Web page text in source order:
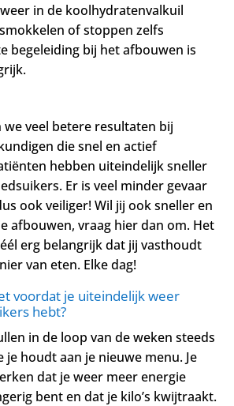
in de koolhydratenvalkuil
of stoppen zelfs
begeleiding bij het afbouwen is
veel betere resultaten bij
die snel en actief
hebben uiteindelijk sneller
Er is veel minder gevaar
ook veiliger! Wil jij ook sneller en
afbouwen, vraag hier dan om. Het
erg belangrijk dat jij vasthoudt
van eten. Elke dag!
voordat je uiteindelijk weer
hebt?
in de loop van de weken steeds
je houdt aan je nieuwe menu. Je
dat je weer meer energie
bent en dat je kilo’s kwijtraakt.